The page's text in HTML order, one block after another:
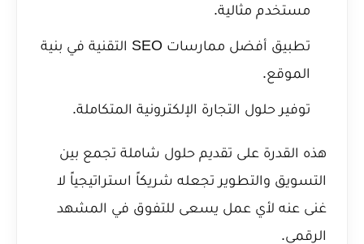
مستخدم مثالية.
تطبيق أفضل ممارسات SEO التقنية في بنية
الموقع.
توفير حلول التجارة الإلكترونية المتكاملة.
هذه القدرة على تقديم حلول شاملة تجمع بين
التسويق والتطوير تجعله شريكاً استراتيجياً لا
غنى عنه لأي عمل يسعى للتفوق في المشهد
الرقمي.